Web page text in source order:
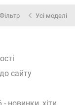
Фільтр Усі моделі
сайту